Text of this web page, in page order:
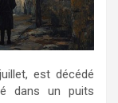
est décédé
dans un puits